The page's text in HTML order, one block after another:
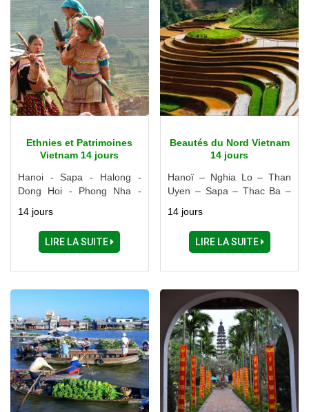
Beautés du Nord Vietnam
14 jours
Hanoï – Nghia Lo – Than
Uyen – Sapa – Thac Ba –
14 jours
LIRE LA SUITE
Ethnies et Patrimoines
Vietnam 14 jours
Hanoi - Sapa - Halong -
Dong Hoi - Phong Nha -
Buon Me Thuot - Lac Lak -
Ho Chi Minh Ville - Delta du
Mékong
14 jours
LIRE LA SUITE